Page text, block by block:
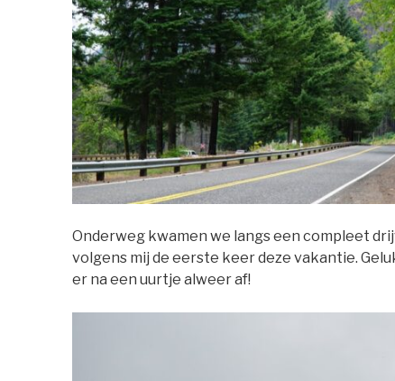
Onderweg kwamen we langs een compleet
volgens mij de eerste keer deze vakantie.
er na een uurtje alweer af!